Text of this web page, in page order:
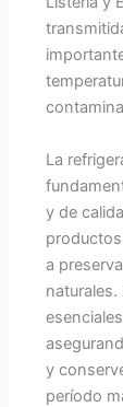
La
y de
a
y
período